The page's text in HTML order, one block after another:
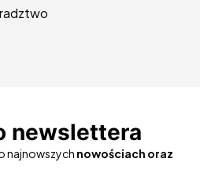
newslettera
najnowszych nowościach oraz